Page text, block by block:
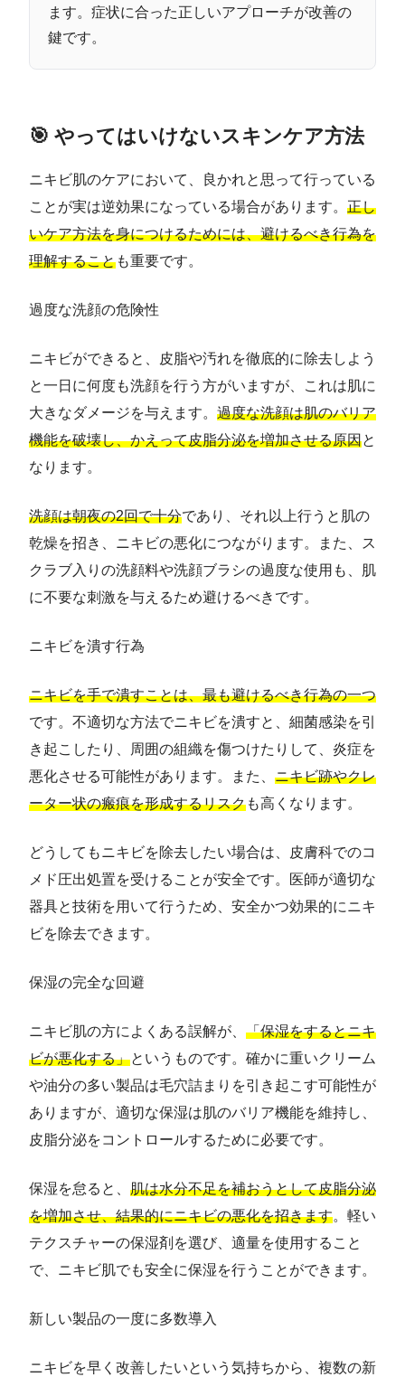
ます。症状に合った正しいアプローチが改善の
鍵です。
🎯 やってはいけないスキンケア方法
ニキビ肌のケアにおいて、良かれと思って行っている
ことが実は逆効果になっている場合があります。 正し
いケア方法を身につけるためには、避けるべき行為を
理解することも重要です。
過度な洗顔の危険性
ニキビができると、皮脂や汚れを徹底的に除去しよう
と一日に何度も洗顔を行う方がいますが、これは肌に
大きなダメージを与えます。 過度な洗顔は肌のバリア
機能を破壊し、かえって皮脂分泌を増加させる原因と
なります。
洗顔は朝夜の2回で十分であり、それ以上行うと肌の
乾燥を招き、ニキビの悪化につながります。また、ス
クラブ入りの洗顔料や洗顔ブラシの過度な使用も、肌
に不要な刺激を与えるため避けるべきです。
ニキビを潰す行為
ニキビを手で潰すことは、最も避けるべき行為の一つ
です。不適切な方法でニキビを潰すと、細菌感染を引
き起こしたり、周囲の組織を傷つけたりして、炎症を
悪化させる可能性があります。また、 ニキビ跡やクレ
ーター状の瘢痕を形成するリスクも高くなります。
どうしてもニキビを除去したい場合は、皮膚科でのコ
メド圧出処置を受けることが安全です。医師が適切な
器具と技術を用いて行うため、安全かつ効果的にニキ
ビを除去できます。
保湿の完全な回避
ニキビ肌の方によくある誤解が、 「保湿をするとニキ
ビが悪化する」というものです。確かに重いクリーム
や油分の多い製品は毛穴詰まりを引き起こす可能性が
ありますが、適切な保湿は肌のバリア機能を維持し、
皮脂分泌をコントロールするために必要です。
保湿を怠ると、 肌は水分不足を補おうとして皮脂分泌
を増加させ、結果的にニキビの悪化を招きます。軽い
テクスチャーの保湿剤を選び、適量を使用すること
で、ニキビ肌でも安全に保湿を行うことができます。
新しい製品の一度に多数導入
ニキビを早く改善したいという気持ちから、複数の新